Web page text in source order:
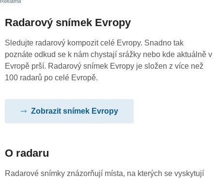
Radarový snímek Evropy
Sledujte radarový kompozit celé Evropy. Snadno tak
poznáte odkud se k nám chystají srážky nebo kde aktuálně v
Evropě prší. Radarový snímek Evropy je složen z více než
100 radarů po celé Evropě.
Zobrazit snímek Evropy
O radaru
Radarové snímky znázorňují místa, na kterých se vyskytují